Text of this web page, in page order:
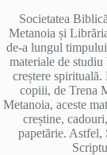
Societatea
Metanoia și
de-a lungul
materiale de
creștere
copiii, de Trena
Metanoia, aceste
creștine,
papetărie. Astfel,